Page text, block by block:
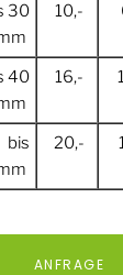
30
10,-
40
16,-
bis
20,-
ANFRAGE